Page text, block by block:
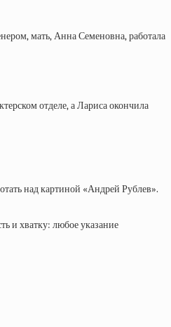
мать, Анна Семеновна, работала
отделе, а Лариса окончила
над картиной «Андрей Рублев».
и хватку: любое указание